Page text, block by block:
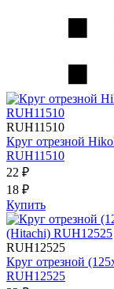
RUH11510
Круг отрезной
RUH11510
22 ₽
18 ₽
Купить
RUH12525
Круг отрезной
RUH12525